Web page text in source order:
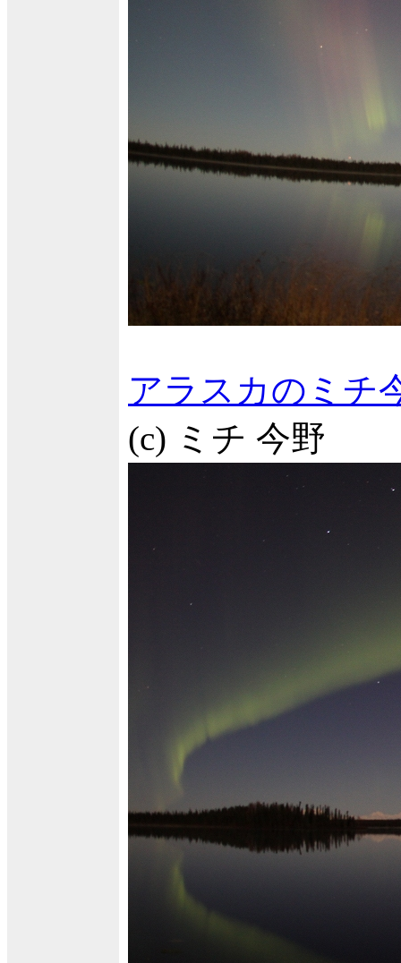
アラスカのミチ
(c) ミチ 今野